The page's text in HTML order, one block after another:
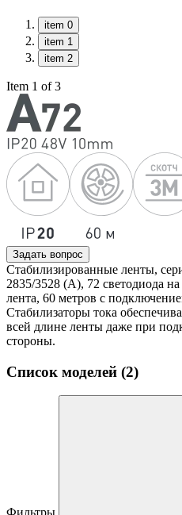
item 0
item 1
item 2
Item 1 of 3
Задать вопрос
Стабилизированные ленты,
2835/3528 (А), 72 светодиода
лента, 60 метров с
Стабилизаторы тока
всей длине ленты даже при
стороны.
Список моделей (2)